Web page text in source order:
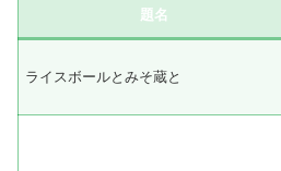
題名
ライスボールとみそ蔵と